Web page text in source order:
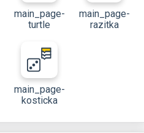
main_page-
turtle
main_page-
razitka
main_page-
kosticka